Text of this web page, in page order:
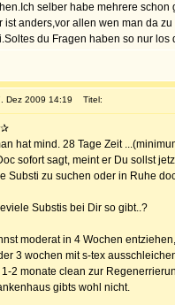
selber habe mehrere
ist anders,vor allen wen man da
du Fragen haben so nur los
Dez 2009 14:19 Titel:
hat mind. 28 Tage Zeit
sofort sagt, meint er Du sollst
Substi zu suchen oder in Ruhe
Substis bei Dir so gibt..?
moderat in 4 Wochen
3 wochen mit s-tex
2 monate clean zur
gibts wohl nicht.